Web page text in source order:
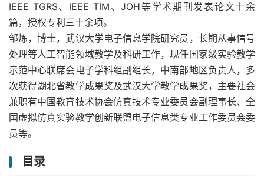
IEEE TGRS、IEEE TIM、JOH等学术期刊发表论文十余
篇，授权专利三十余项。
邹炼，博士，武汉大学电子信息学院研究员，长期从事信号
处理等人工智能领域教学及科研工作，现任国家级实验教学
示范中心联席会电子学科组副组长，中南部地区负责人，多
次获得湖北省教学成果奖及武汉大学教学成果奖，主要社会
兼职有中国教育技术协会仿真技术专业委员会副理事长、全
国虚拟仿真实验教学创新联盟电子信息类专业工作委员会委
员等。
目录